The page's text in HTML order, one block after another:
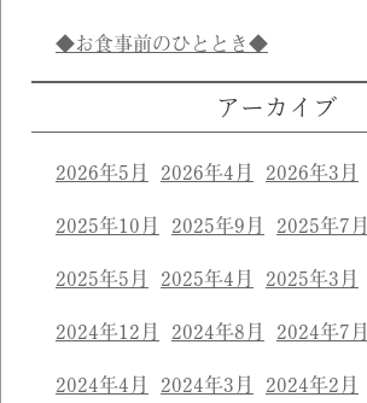
◆お食事前のひととき◆
アーカイブ
2026年5月 2026年4月 2026年3月
2025年10月 2025年9月 2025年7月
2025年5月 2025年4月 2025年3月
2024年12月 2024年8月 2024年7月
2024年4月 2024年3月 2024年2月